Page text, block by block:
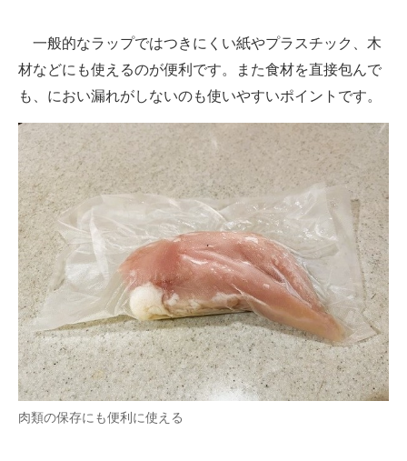
一般的なラップではつきにくい紙やプラスチック、木
材などにも使えるのが便利です。また食材を直接包んで
も、におい漏れがしないのも使いやすいポイントです。
肉類の保存にも便利に使える